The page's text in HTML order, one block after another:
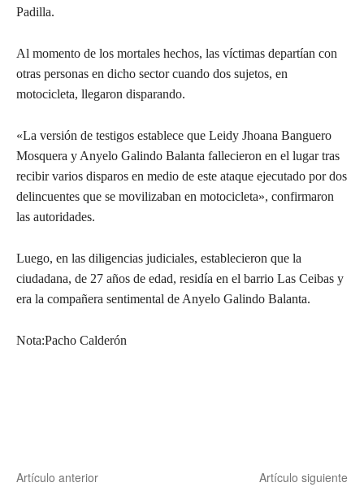
Padilla.
Al momento de los mortales hechos, las víctimas departían con
otras personas en dicho sector cuando dos sujetos, en
motocicleta, llegaron disparando.
«La versión de testigos establece que Leidy Jhoana Banguero
Mosquera y Anyelo Galindo Balanta fallecieron en el lugar tras
recibir varios disparos en medio de este ataque ejecutado por dos
delincuentes que se movilizaban en motocicleta», confirmaron
las autoridades.
Luego, en las diligencias judiciales, establecieron que la
ciudadana, de 27 años de edad, residía en el barrio Las Ceibas y
era la compañera sentimental de Anyelo Galindo Balanta.
Nota:Pacho Calderón
Artículo anterior Artículo siguiente